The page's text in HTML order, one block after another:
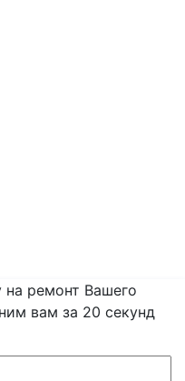
на ремонт Вашего
вам за 20 секунд